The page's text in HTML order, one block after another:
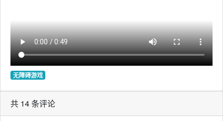
无障碍游戏
共 14 条评论